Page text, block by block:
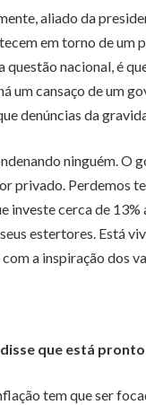
aliado da
em torno de
nacional, é
um cansaço de um
denúncias da
ninguém.
privado. Perdemos
cerca de
estertores. Está
a inspiração dos
que está
tem que ser